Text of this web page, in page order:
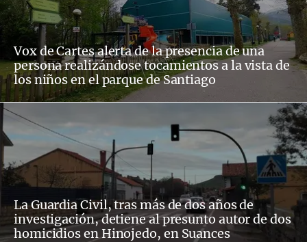
Vox de Cartes alerta de la presencia de una
persona realizándose tocamientos a la vista de
los niños en el parque de Santiago
La Guardia Civil, tras más de dos años de
investigación, detiene al presunto autor de dos
homicidios en Hinojedo, en Suances